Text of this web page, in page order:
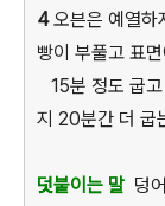
4오븐은 예열하
빵이 부풀고 표
15분 정도 굽
지 20분간 더 굽
덧붙이는 말 덩